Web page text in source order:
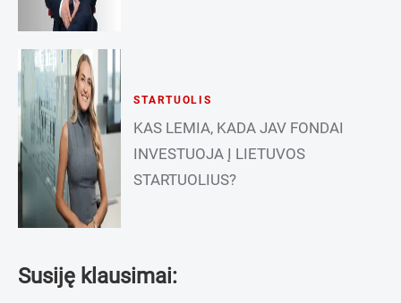
STARTUOLIS
KAS LEMIA, KADA JAV FONDAI
INVESTUOJA Į LIETUVOS
STARTUOLIUS?
Susiję klausimai: